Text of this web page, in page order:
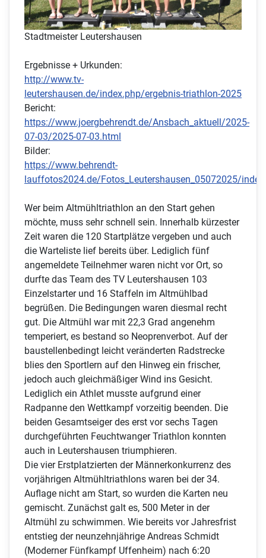
Stadtmeister Leutershausen
Ergebnisse + Urkunden:
http://www.tv-
leutershausen.de/index.php/ergebnis-triathlon-2025
Bericht:
https://www.joergbehrendt.de/Ansbach_aktuell/2025-
07-03/2025-07-03.html
Bilder:
https://www.behrendt-
lauffotos2024.de/Fotos_Leutershausen_05072025/
Wer beim Altmühltriathlon an den Start gehen
möchte, muss sehr schnell sein. Innerhalb kürzester
Zeit waren die 120 Startplätze vergeben und auch
die Warteliste lief bereits über. Lediglich fünf
angemeldete Teilnehmer waren nicht vor Ort, so
durfte das Team des TV Leutershausen 103
Einzelstarter und 16 Staffeln im Altmühlbad
begrüßen. Die Bedingungen waren diesmal recht
gut. Die Altmühl war mit 22,3 Grad angenehm
temperiert, es bestand so Neoprenverbot. Auf der
baustellenbedingt leicht veränderten Radstrecke
blies den Sportlern auf den Hinweg ein frischer,
jedoch auch gleichmäßiger Wind ins Gesicht.
Lediglich ein Athlet musste aufgrund einer
Radpanne den Wettkampf vorzeitig beenden. Die
beiden Gesamtseiger des erst vor sechs Tagen
durchgeführten Feuchtwanger Triathlon konnten
auch in Leutershausen triumphieren.
Die vier Erstplatzierten der Männerkonkurrenz des
vorjährigen Altmühltriathlons waren bei der 34.
Auflage nicht am Start, so wurden die Karten neu
gemischt. Zunächst galt es, 500 Meter in der
Altmühl zu schwimmen. Wie bereits vor Jahresfrist
entstieg der neunzehnjährige Andreas Schmidt
(Moderner Fünfkampf Uffenheim) nach 6:20